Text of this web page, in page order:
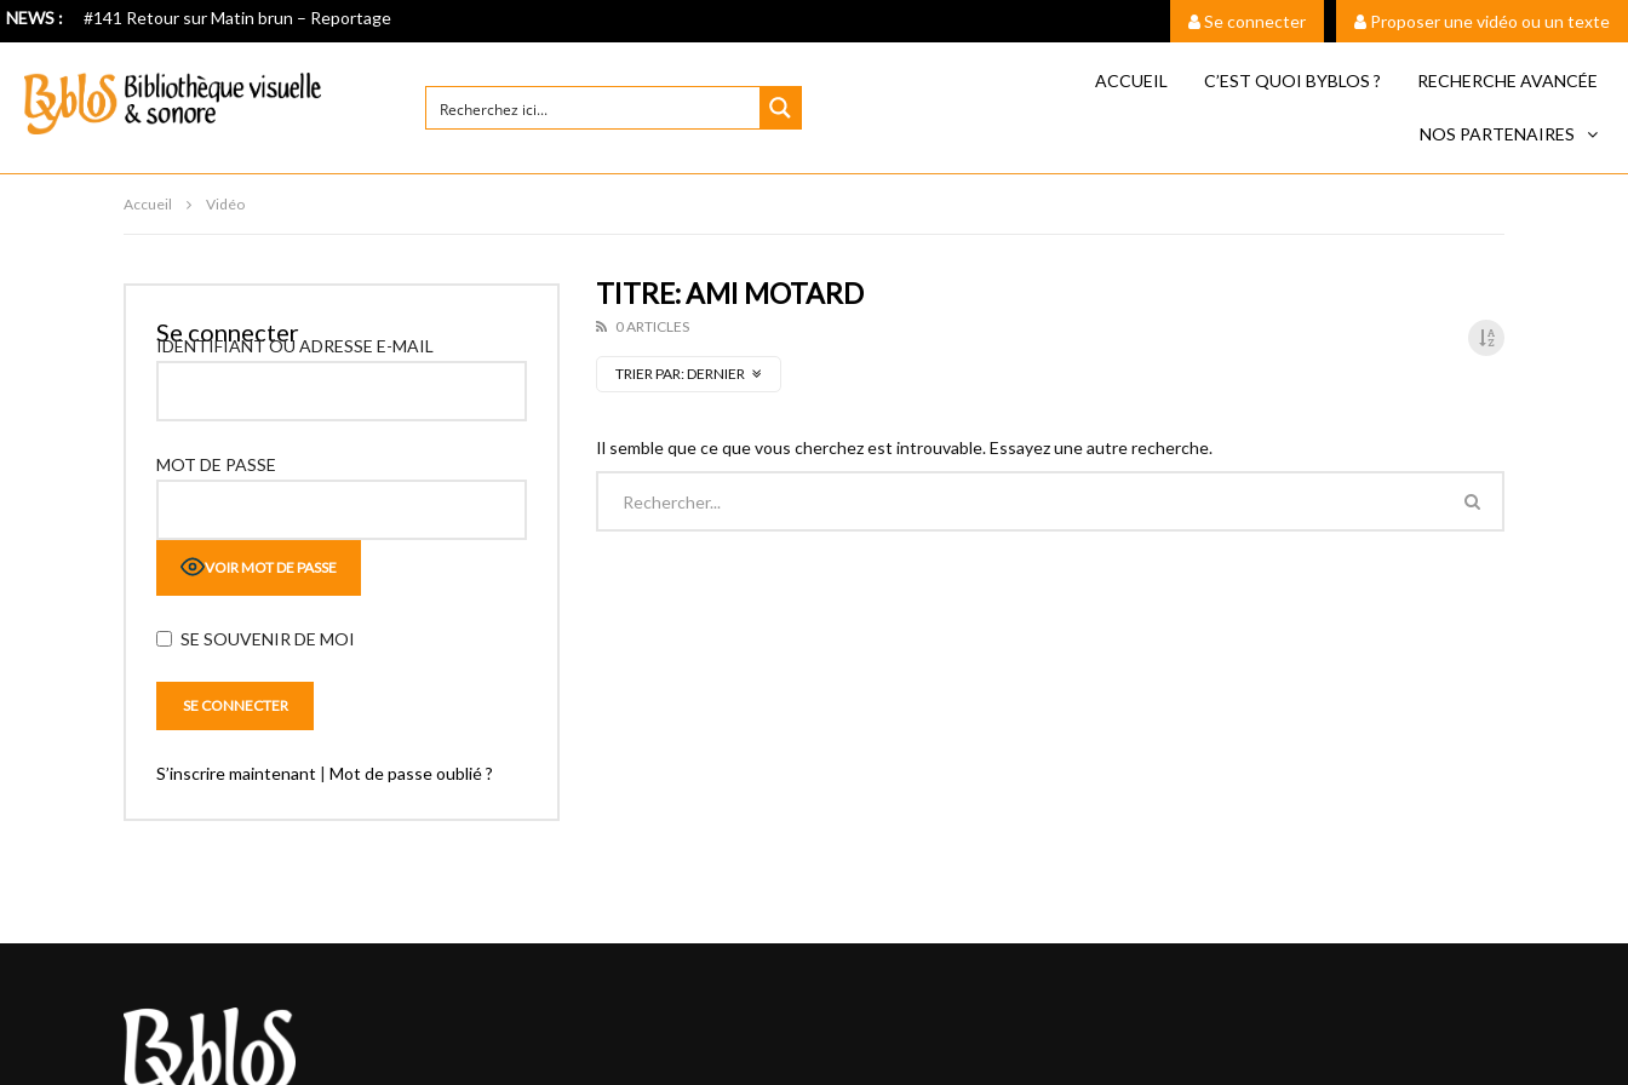
NEWS : #141 Retour sur Matin brun – Reportage Se connecter Proposer une vidéo ou un texte
ACCUEIL C’EST QUOI BYBLOS ? RECHERCHE AVANCÉE
NOS PARTENAIRES
Accueil Vidéo
TITRE: AMI MOTARD
0 ARTICLES
TRIER PAR:DERNIER
Il semble que ce que vous cherchez est introuvable. Essayez une autre recherche.
Se connecter
IDENTIFIANT OU ADRESSE E-MAIL
MOT DE PASSE
VOIR MOT DE PASSE
SE SOUVENIR DE MOI
S’inscrire maintenant | Mot de passe oublié ?